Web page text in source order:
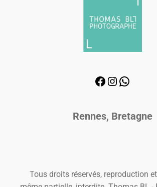
Rennes, Bretagne
Tous droits réservés, reproduction